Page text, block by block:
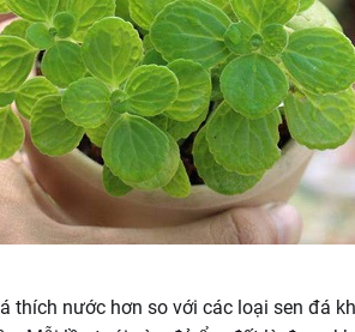
thích nước hơn so với các loại sen đá